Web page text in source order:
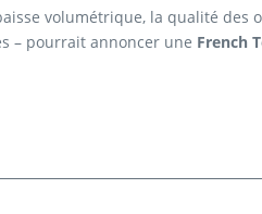
volumétrique, la qualité des
– pourrait annoncer une French